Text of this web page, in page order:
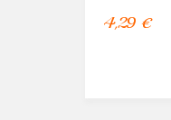
4,29 €